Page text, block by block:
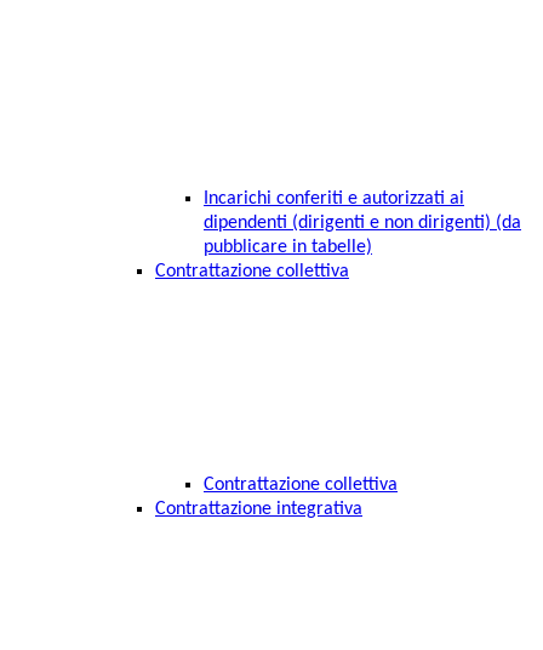
Incarichi conferiti e autorizzati ai
dipendenti (dirigenti e non dirigenti) (da
pubblicare in tabelle)
Contrattazione collettiva
Contrattazione collettiva
Contrattazione integrativa